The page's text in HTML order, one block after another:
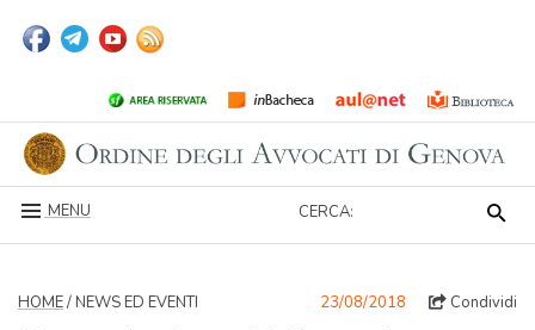
MENU CERCA:
HOME/ NEWS ED EVENTI 23/08/2018 Condividi